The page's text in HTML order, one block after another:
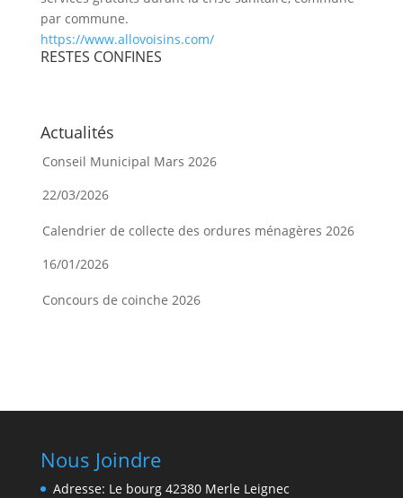
par commune.
https://www.allovoisins.com/
RESTES CONFINES
Actualités
Conseil Municipal Mars 2026
22/03/2026
Calendrier de collecte des ordures ménagères 2026
16/01/2026
Concours de coinche 2026
Nous Joindre
Adresse: Le bourg 42380 Merle Leignec